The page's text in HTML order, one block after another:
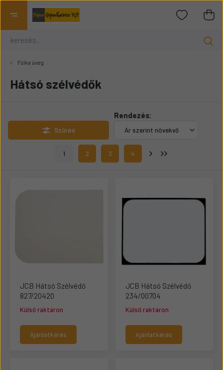
Fülke üveg
Hátsó szélvédők
Szűrés
1 2 3 4
Rendezés:
JCB Hátsó Szélvédő
827/20420
Külső raktáron
Ajánlatkérés
JCB Hátsó Szélvédő
234/00704
Külső raktáron
Ajánlatkérés